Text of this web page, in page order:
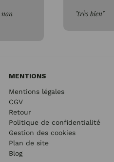
"Parfait"
MENTIONS
Mentions légales
CGV
Retour
Politique de confidentialité
Gestion des cookies
Plan de site
Blog